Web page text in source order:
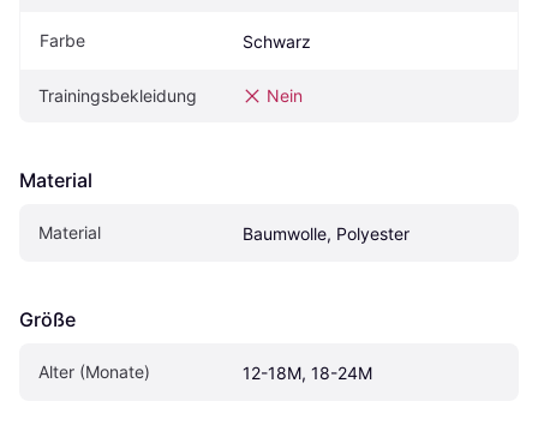
Farbe Schwarz
Trainingsbekleidung Nein
Material
Material Baumwolle, Polyester
Größe
Alter (Monate) 12-18M, 18-24M